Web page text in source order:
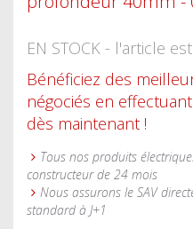
EN STOCK - l'article
Bénéficiez des
négociés en
dès maintenant !
Tous nos produits
constructeur de 24 mois
Nous assurons le SAV
standard à J+1